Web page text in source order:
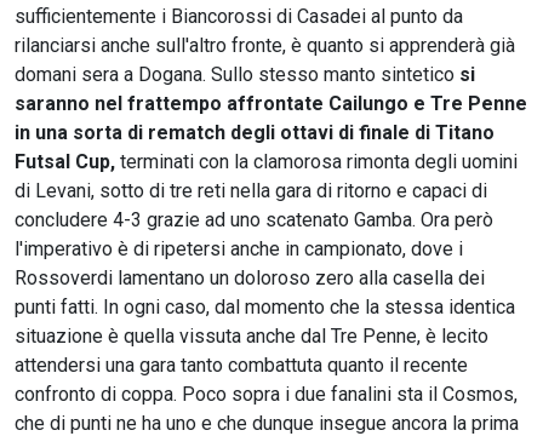
sufficientemente i Biancorossi di Casadei al punto da
rilanciarsi anche sull'altro fronte, è quanto si apprenderà già
domani sera a Dogana. Sullo stesso manto sintetico si
saranno nel frattempo affrontate Cailungo e Tre Penne
in una sorta di rematch degli ottavi di finale di Titano
Futsal Cup, terminati con la clamorosa rimonta degli uomini
di Levani, sotto di tre reti nella gara di ritorno e capaci di
concludere 4-3 grazie ad uno scatenato Gamba. Ora però
l'imperativo è di ripetersi anche in campionato, dove i
Rossoverdi lamentano un doloroso zero alla casella dei
punti fatti. In ogni caso, dal momento che la stessa identica
situazione è quella vissuta anche dal Tre Penne, è lecito
attendersi una gara tanto combattuta quanto il recente
confronto di coppa. Poco sopra i due fanalini sta il Cosmos,
che di punti ne ha uno e che dunque insegue ancora la prima